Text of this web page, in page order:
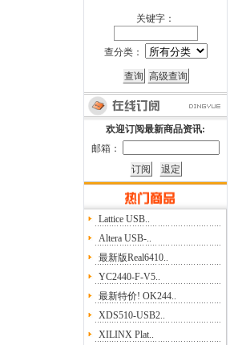
关键字：
查分类：
欢迎订阅最新商品资讯:
邮箱：
Lattice USB..
Altera USB-..
最新版Real6410..
YC2440-F-V5..
最新特价! OK244..
XDS510-USB2..
XILINX Plat..